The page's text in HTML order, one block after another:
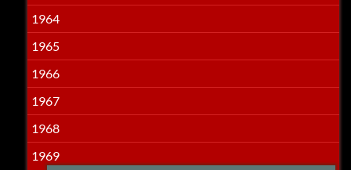
1964
1965
1966
1967
1968
1969